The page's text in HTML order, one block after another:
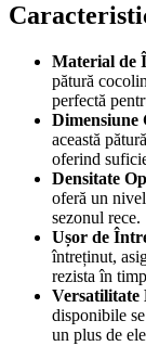
Material de
pătură
perfectă
Dimensiune
această
oferind
Densitate
oferă un
sezonul rece.
Ușor de
întreținut,
rezista în
Versatilitate
disponibile
un plus de